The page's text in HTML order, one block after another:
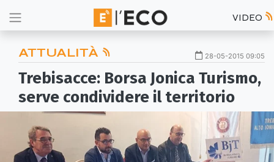
VIDEO
ATTUALITÀ 28-05-2015 09:05
Trebisacce: Borsa Jonica Turismo,
serve condividere il territorio